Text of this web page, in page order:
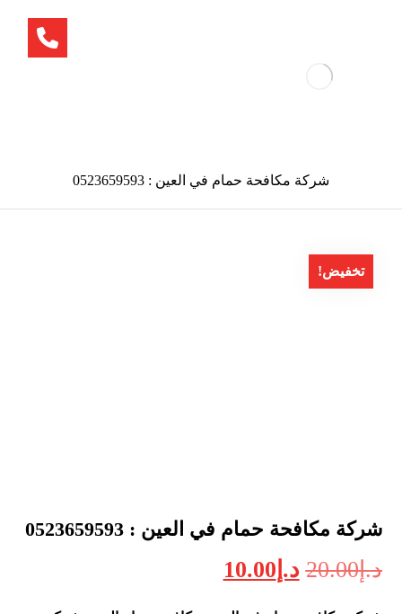
شركة مكافحة حمام في العين : 0523659593
تخفيض!
شركة مكافحة حمام في العين : 0523659593
د.إ20.00 د.إ 10.00